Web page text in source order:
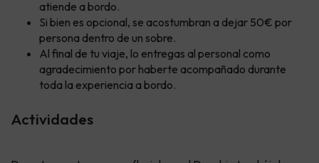
atiende a bordo.
Si bien es opcional, se acostumbran a dejar 50€ por
persona dentro de un sobre.
Al final de tu viaje, lo entregas al personal como
agradecimiento por haberte acompañado durante
toda la experiencia a bordo.
Actividades